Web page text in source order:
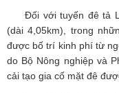
Đối với tuyến đê tả
(dài 4,05km), trong
được bố trí kinh phí từ
do Bộ Nông nghiệp và
cải tạo gia cố mặt đê